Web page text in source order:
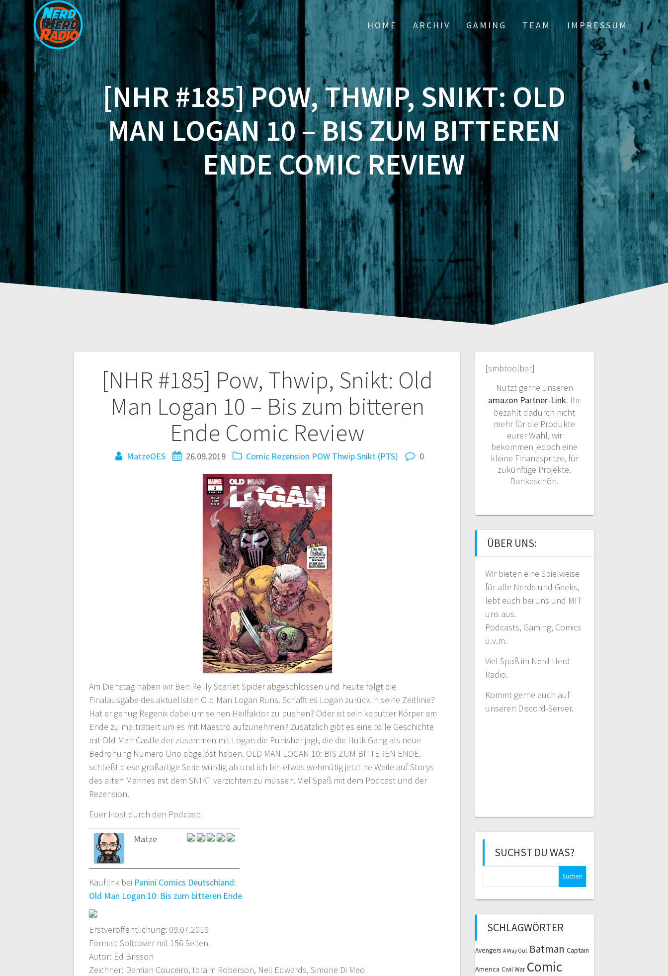
Zum
springen
HOME ARCHIV GAMING TEAM IMPRESSUM
[NHR #185] POW, THWIP, SNIKT: OLD
MAN LOGAN 10 – BIS ZUM BITTEREN
ENDE COMIC REVIEW
[NHR #185] Pow, Thwip, Snikt: Old
Man Logan 10 – Bis zum bitteren
Ende Comic Review
MatzeOES 26.09.2019 Comic Rezension POW Thwip Snikt (PTS) 0
Am Dienstag haben wir Ben Reilly Scarlet Spider abgeschlossen und heute folgt die
Finalausgabe des aktuellsten Old Man Logan Runs. Schafft es Logan zurück in seine Zeitlinie?
Hat er genug Regenix dabei um seinen Heilfaktor zu pushen? Oder ist sein kaputter Körper am
Ende zu malträtiert um es mit Maestro aufzunehmen? Zusätzlich gibt es eine tolle Geschichte
mit Old Man Castle der zusammen mit Logan die Punisher jagt, die die Hulk Gang als neue
Bedrohung Numero Uno abgelöst haben. OLD MAN LOGAN 10: BIS ZUM BITTEREN ENDE,
schließt diese großartige Serie würdig ab und ich bin etwas wehmütig jetzt ne Weile auf Storys
des alten Mannes mit dem SNIKT verzichten zu müssen. Viel Spaß mit dem Podcast und der
Rezension.
Euer Host durch den Podcast:
Matze
Kauflink bei Panini Comics Deutschland:
Old Man Logan 10: Bis zum bitteren Ende
Erstveröffentlichung: 09.07.2019
Format: Softcover mit 156 Seiten
Autor: Ed Brisson
Zeichner: Damian Couceiro, Ibraim Roberson, Neil Edwards, Simone Di Meo
Beitragsnavigation
[smbtoolbar]
Nutzt gerne unseren
amazon Partner-Link. Ihr
bezahlt dadurch nicht
mehr für die Produkte
eurer Wahl, wir
bekommen jedoch eine
kleine Finanzspritze, für
zukünftige Projekte.
Dankeschön.
ÜBER UNS:
Wir bieten eine Spielweise
für alle Nerds und Geeks,
lebt euch bei uns und MIT
uns aus.
Podcasts, Gaming, Comics
u.v.m.
Viel Spaß im Nerd Herd
Radio.
Kommt gerne auch auf
unseren Discord-Server.
SUCHST DU WAS?
SCHLAGWÖRTER
Avengers A Way Out Batman Captain
America Civil War Comic